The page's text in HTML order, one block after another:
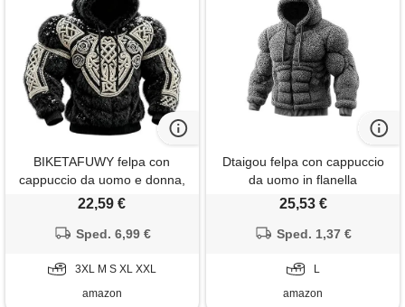
BIKETAFUWY felpa con
cappuccio da uomo e donna,
in flanella, unisex, di grandi
vintage, felpa in pile invernale
con tasche e cordino, #02-
beige, s
22,59 €
Sped. 6,99 €
3XL M S XL XXL
amazon
Dtaigou felpa con cappuccio
da uomo in flanella
muscolare, abbigliamento da
abbigliamento invernale
appassionati di fitness,
università, studenti,
25,53 €
Sped. 1,37 €
L
amazon